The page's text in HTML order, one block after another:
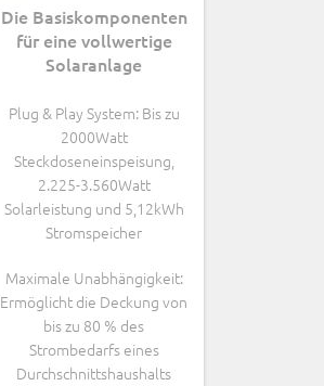
Die Basiskomponenten
für eine vollwertige
Solaranlage
Plug & Play System: Bis zu
2000Watt
Steckdoseneinspeisung,
2.225-3.560Watt
Solarleistung und 5,12kWh
Stromspeicher
Maximale Unabhängigkeit:
Ermöglicht die Deckung von
bis zu 80 % des
Strombedarfs eines
Durchschnittshaushalts